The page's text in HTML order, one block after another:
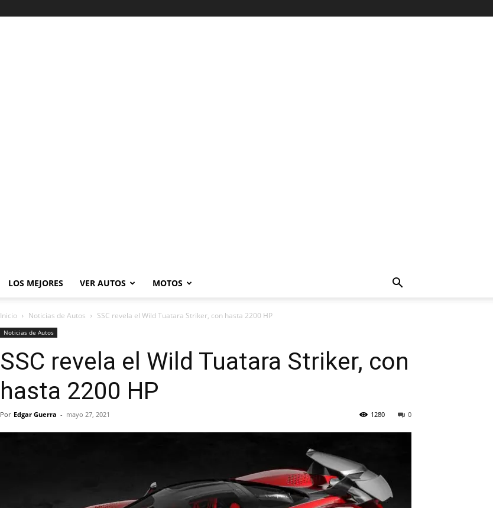
LOS MEJORES VER AUTOS MOTOS
Inicio Noticias de Autos SSC revela el Wild Tuatara Striker, con hasta 2200 HP
Noticias de Autos
SSC revela el Wild Tuatara Striker, con
hasta 2200 HP
Por Edgar Guerra - mayo 27, 2021 0
1280